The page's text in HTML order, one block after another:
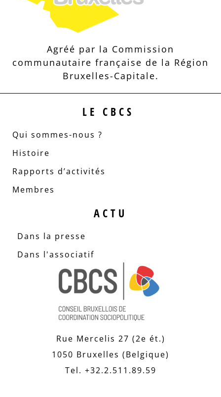
Agréé par la Commission
communautaire française de la Région
Bruxelles-Capitale.
LE CBCS
Qui sommes-nous ?
Histoire
Rapports d’activités
Membres
ACTU
Dans la presse
Dans l'associatif
Rue Mercelis 27 (2e ét.)
1050 Bruxelles (Belgique)
Tel. +32.2.511.89.59